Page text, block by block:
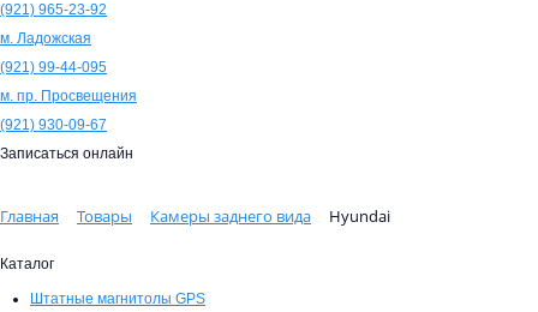
(921) 965-23-92
м. Ладожская
(921) 99-44-095
м. пр. Просвещения
(921) 930-09-67
Записаться онлайн
Главная Товары Камеры заднего вида Hyundai
Каталог
Штатные магнитолы GPS